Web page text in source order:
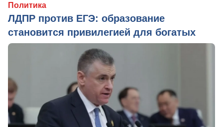
Политика
ЛДПР против ЕГЭ: образование
становится привилегией для богатых